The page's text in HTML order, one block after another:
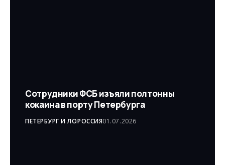
Сотрудники ФСБ изъяли полтонны
кокаина в порту Петербурга
ПЕТЕРБУРГ И ЛОРОССИЯ01.07.2026